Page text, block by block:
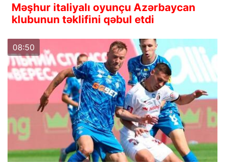
Məşhur italiyalı oyunçu Azərbaycan
klubunun təklifini qəbul etdi
08:50